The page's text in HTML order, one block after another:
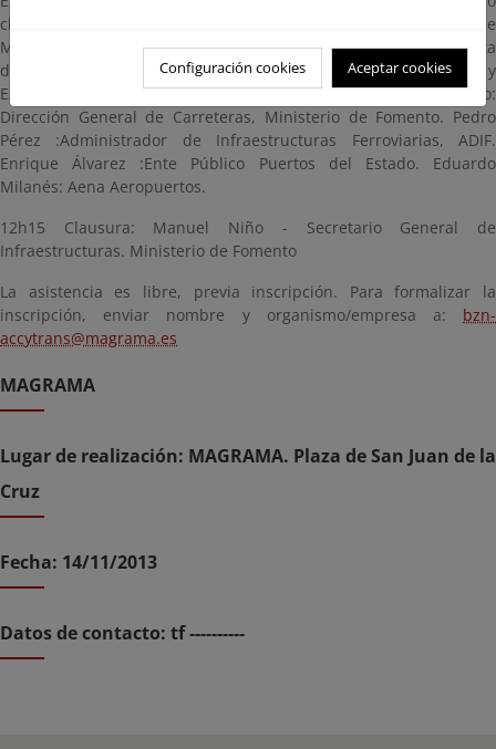
climático consideradas: Mª Jesús Casado. Agencia Estatal de
Meteorología, AEMET. Principales impactos esperados y propuesta
de medidas de adaptación: Alberto Compte. Centro de Estudios y
Experimentación de Obras Públicas, CEDEX. Fuencisla Sancho:
Dirección General de Carreteras, Ministerio de Fomento. Pedro
Pérez :Administrador de Infraestructuras Ferroviarias, ADIF.
Enrique Álvarez :Ente Público Puertos del Estado. Eduardo
Milanés: Aena Aeropuertos.
12h15 Clausura: Manuel Niño - Secretario General de
Infraestructuras. Ministerio de Fomento
La asistencia es libre, previa inscripción. Para formalizar la
inscripción, enviar nombre y organismo/empresa a: bzn-
accytrans@magrama.es
MAGRAMA
Lugar de realización: MAGRAMA. Plaza de San Juan de la
Cruz
Fecha: 14/11/2013
Datos de contacto: tf ----------
Configuración cookies Aceptar cookies